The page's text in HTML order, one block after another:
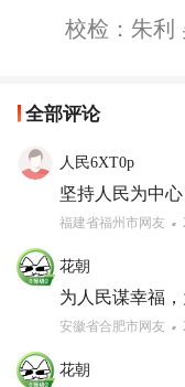
校检：朱利
全部评论
人民6XT0p
坚持人民为中心
福建省福州市网友
花朝
为人民谋幸福
安徽省合肥市网友
花朝